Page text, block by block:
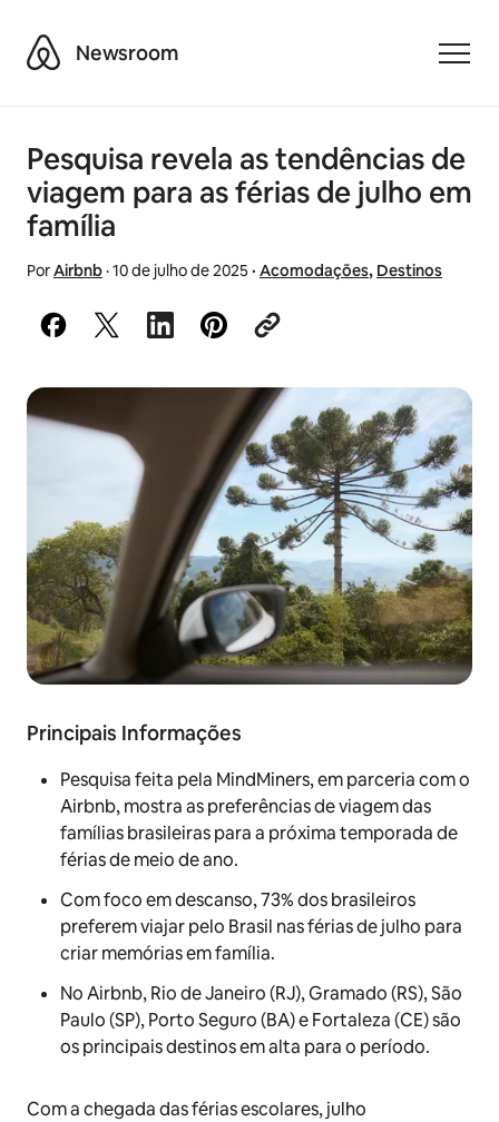
AirbnbNewsroom
Pesquisa revela as tendências de
viagem para as férias de julho em
família
PorAirbnb·10 de julho de 2025· Acomodações, Destinos
Principais Informações
Pesquisa feita pela MindMiners, em parceria com o
Airbnb, mostra as preferências de viagem das
famílias brasileiras para a próxima temporada de
férias de meio de ano.
Com foco em descanso, 73% dos brasileiros
preferem viajar pelo Brasil nas férias de julho para
criar memórias em família.
No Airbnb, Rio de Janeiro (RJ), Gramado (RS), São
Paulo (SP), Porto Seguro (BA) e Fortaleza (CE) são
os principais destinos em alta para o período.
Com a chegada das férias escolares, julho